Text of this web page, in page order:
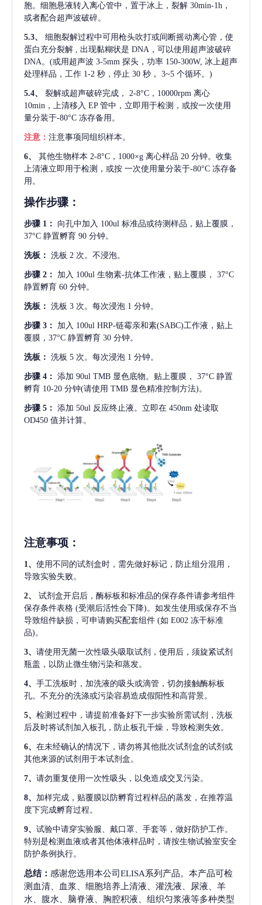
胞。细胞悬液转入离心管中，置于冰上，裂解 30min-1h，
或者配合超声波破碎。
5.3、
细胞裂解过程中可用枪头吹打或间断摇动离心管，使
蛋白充分裂解
, 出现黏糊状是 DNA，可以使用超声波破碎
DNA。(或用超声波 3-5mm 探头，功率 150-300W, 冰上超声
处理样品，工作 1-2 秒，停止 30 秒， 3~5 个循环。)
5.4、 裂解或超声破碎完成，
2-8°C，10000rpm 离心
10min，上清移入 EP 管中，立即用于检测，或按一次使用
量分装于-80°C 冻存备用。
注意： 注意事项同组织样本。
6、 其他生物样本 2-8°C，1000×g 离心样品 20 分钟。收集
上清液立即用于检测，或按 一次使用量分装于-80°C 冻存备
用。
操作步骤：
步骤 1： 向孔中加入 100ul 标准品或待测样品，贴上覆膜，
37°C 静置孵育 90 分钟。
洗板： 洗板 2 次。不浸泡。
步骤 2： 加入 100ul 生物素-抗体工作液，贴上覆膜， 37°C
静置孵育 60 分钟。
洗板： 洗板 3 次。每次浸泡 1 分钟。
步骤 3： 加入 100ul HRP-链霉亲和素(SABC)工作液，贴上
覆膜，37°C 静置孵育 30 分钟。
洗板： 洗板 5 次。每次浸泡 1 分钟。
步骤 4： 添加 90ul TMB 显色底物。贴上覆膜， 37°C 静置
孵育 10-20 分钟(请使用 TMB 显色精准控制方法)。
步骤 5： 添加 50ul 反应终止液。立即在 450nm 处读取
OD450 值并计算。
注意事项 ：
1、 使用不同的试剂盒时，需先做好标记，防止组分混用，
导致实验失败。
2、
试剂盒开启后，酶标板和标准品的保存条件请参考组件
保存条件表格 (受潮后活性会下降)。如发生使用或保存不当
导致组件缺损，可申请购买配套组件 (如 E002 冻干标准
品)。
3、 请使用无菌一次性吸头吸取试剂，使用后，须旋紧试剂
瓶盖，以防止微生物污染和蒸发。
4、 手工洗板时，加洗液的吸头或滴管，切勿接触酶标板
孔。不充分的洗涤或污染容易造成假阳性和高背景。
5、 检测过程中，请提前准备好下一步实验所需试剂，洗板
后及时将试剂加入板孔，防止板孔干燥，导致检测失效。
6、 在未经确认的情况下，请勿将其他批次试剂盒的试剂或
其他来源的试剂用于本试剂盒。
7、 请勿重复使用一次性吸头，以免造成交叉污染。
8、 加样完成，贴覆膜以防孵育过程样品的蒸发，在推荐温
度下完成孵育过程。
9、 试验中请穿实验服、戴口罩、手套等，做好防护工作。
特别是检测血液或者其他体液样品时，请按生物试验室安全
防护条例执行。
总结： 感谢您选用本公司ELISA系列产品。本产品可检
测血清、血浆、细胞培养上清液、灌洗液、尿液、羊
水、腹水、脑脊液、胸腔积液、组织匀浆液等多种类型